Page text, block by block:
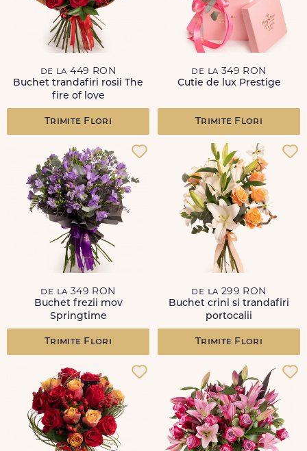
de la 449 RON
Buchet trandafiri rosii The
fire of love
Trimite Flori
de la 349 RON
Cutie de lux Prestige
Trimite Flori
de la 349 RON
Buchet frezii mov
Springtime
Trimite Flori
de la 299 RON
Buchet crini si trandafiri
portocalii
Trimite Flori